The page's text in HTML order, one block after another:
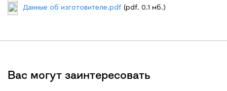
Данные об изготовителе.pdf (pdf. 0.1 мб.)
Вас могут заинтересовать